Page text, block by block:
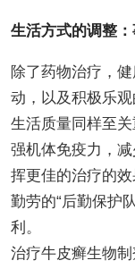
生活方式的调整
除了药物治疗，
动，以及积极乐
生活质量同样至
强机体免疫力，
挥更佳的治疗的
勤劳的“后勤保护
利。
治疗牛皮癣生物